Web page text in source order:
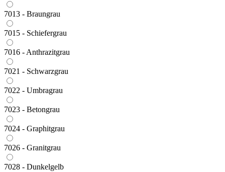
7013 - Braungrau
7015 - Schiefergrau
7016 - Anthrazitgrau
7021 - Schwarzgrau
7022 - Umbragrau
7023 - Betongrau
7024 - Graphitgrau
7026 - Granitgrau
7028 - Dunkelgelb